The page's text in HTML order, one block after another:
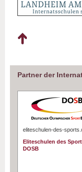
Partner der
eliteschulen-des-
Eliteschulen des
DOSB